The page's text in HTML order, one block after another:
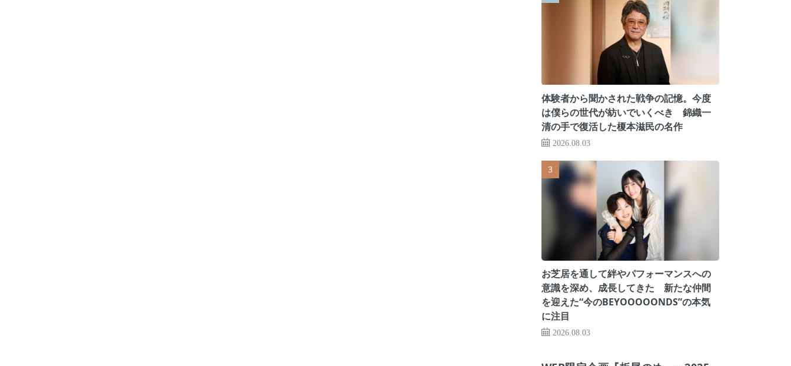
体験者から聞かされた戦争の記憶。今度
は僕らの世代が紡いでいくべき 錦織一
清の手で復活した榎本滋民の名作
2026.08.03
お芝居を通して絆やパフォーマンスへの
意識を深め、成長してきた 新たな仲間
を迎えた“今のBEYOOOOONDS”の本気
に注目
2026.08.03